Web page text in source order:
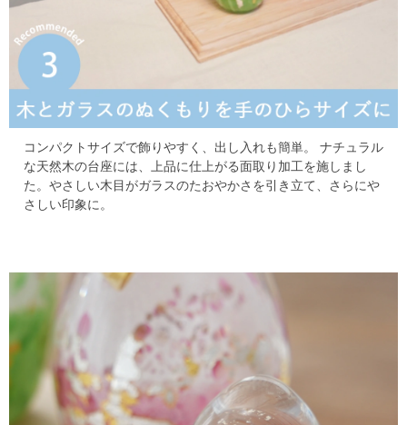
コンパクトサイズで飾りやすく、出し入れも簡単。
ナチュラル
な天然木の台座には、上品に仕上がる面取り加工を施しまし
た。 やさしい木目がガラスのたおやかさを引き立て、さらにや
さしい印象に。